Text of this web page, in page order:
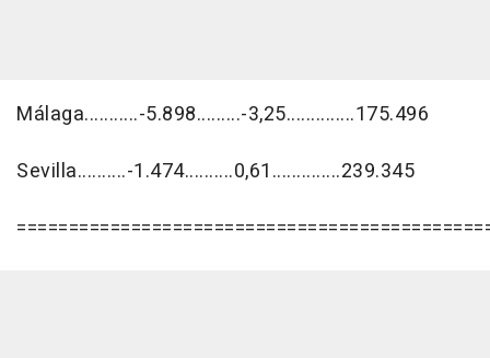
Málaga...........-5.898.........-3,25..............175.496
Sevilla..........-1.474..........0,61..............239.345